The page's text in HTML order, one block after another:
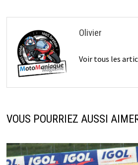
Olivier
Voir tous les
VOUS POURRIEZ AUSSI